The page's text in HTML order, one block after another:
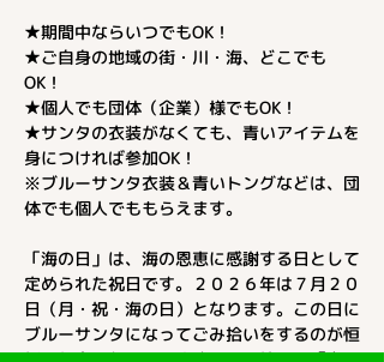
★期間中ならいつでもOK！
★ご自身の地域の街・川・海、どこでも
OK！
★個人でも団体（企業）様でもOK！
★サンタの衣装がなくても、青いアイテムを
身につければ参加OK！
※ブルーサンタ衣装＆青いトングなどは、団
体でも個人でももらえます。
「海の日」は、海の恩恵に感謝する日として
定められた祝日です。２０２６年は７月２０
日（月・祝・海の日）となります。この日に
ブルーサンタになってごみ拾いをするのが恒